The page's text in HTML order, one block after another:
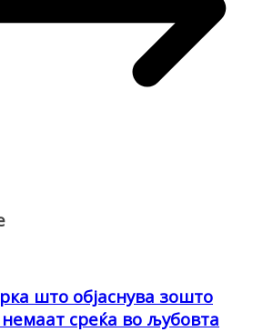
што објаснува зошто
среќа во љубовта